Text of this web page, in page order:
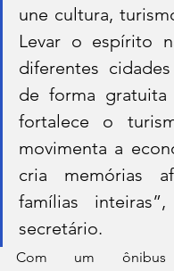
une cultura,
Levar o espírito
diferentes
de forma gratuita
fortalece o
movimenta a
cria memórias
famílias
secretário.
Com um ônibus